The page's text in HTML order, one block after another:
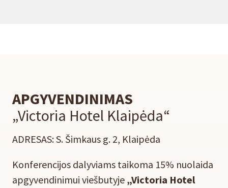
APGYVENDINIMAS
„Victoria Hotel Klaipėda“
ADRESAS: S. Šimkaus g. 2, Klaipėda
Konferencijos dalyviams taikoma 15% nuolaida
apgyvendinimui viešbutyje „Victoria Hotel